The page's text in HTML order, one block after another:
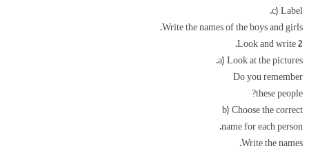
c) Label.
Write the names of the boys and girls.
2 Look and write.
a) Look at the pictures.
Do you remember
these people?
b) Choose the correct
name for each person.
Write the names.